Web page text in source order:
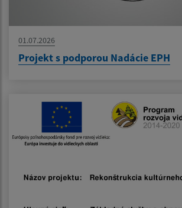
01.07.2026
Projekt s podporou Nadácie EPH